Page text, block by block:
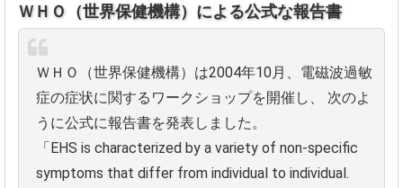
ＷＨＯ（世界保健機構）による公式な報告書
ＷＨＯ（世界保健機構）は2004年10月、電磁波過敏
症の症状に関するワークショップを開催し、
次のよ
うに公式に報告書を発表しました。
「EHS is characterized by a variety of non-specific
symptoms that differ from individual to individual.